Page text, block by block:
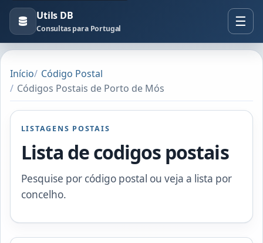
Utils DB
Consultas para Portugal
Início
Código Postal
Códigos Postais de Porto de Mós
LISTAGENS POSTAIS
Lista de codigos postais
Pesquise por código postal ou veja a lista por
concelho.